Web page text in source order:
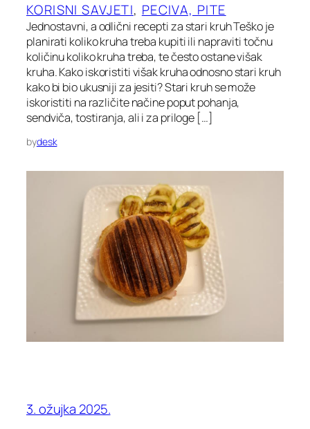
KORISNI SAVJETI, PECIVA, PITE
Jednostavni, a odlični recepti za stari kruh Teško je
planirati koliko kruha treba kupiti ili napraviti točnu
količinu koliko kruha treba, te često ostane višak
kruha. Kako iskoristiti višak kruha odnosno stari kruh
kako bi bio ukusniji za jesiti? Stari kruh se može
iskoristiti na različite načine poput pohanja,
sendviča, tostiranja, ali i za priloge […]
bydesk
3. ožujka 2025.